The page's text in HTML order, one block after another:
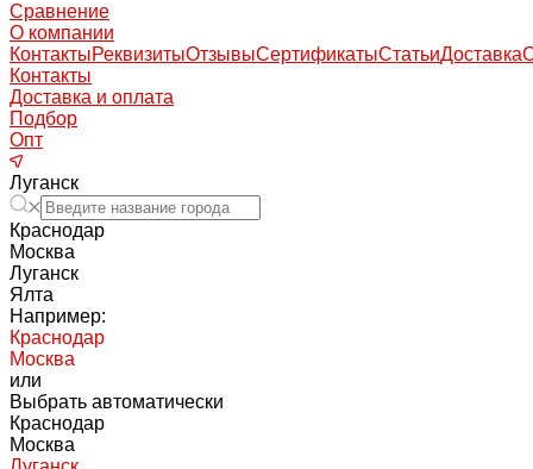
Сравнение
О компании
КонтактыРеквизитыОтзывыСертификатыСтатьиДоставка
Контакты
Доставка и оплата
Подбор
Опт
Луганск
Краснодар
Москва
Луганск
Ялта
Например:
Краснодар
Москва
или
Выбрать автоматически
Краснодар
Москва